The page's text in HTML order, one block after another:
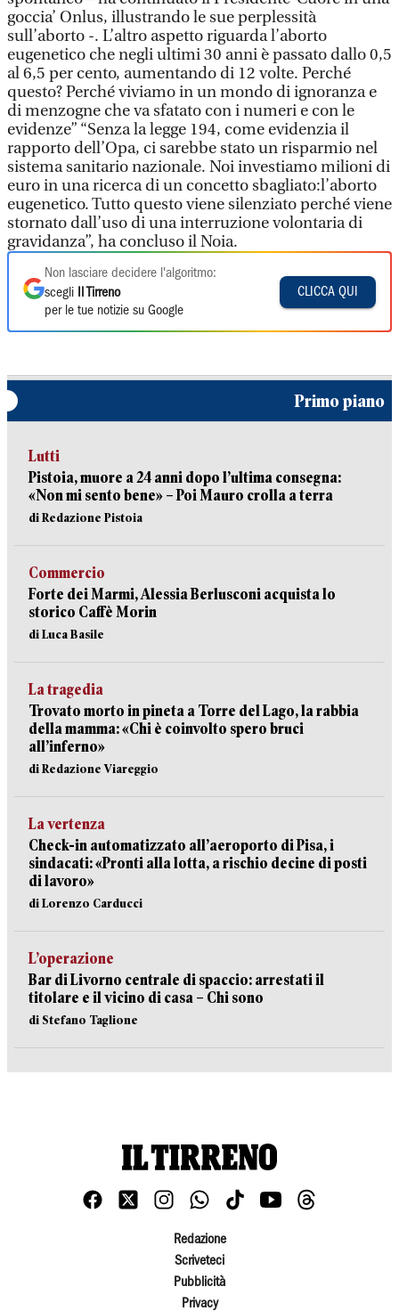
goccia’ Onlus, illustrando le sue perplessità
sull’aborto -. L’altro aspetto riguarda l’aborto
eugenetico che negli ultimi 30 anni è passato dallo 0,5
al 6,5 per cento, aumentando di 12 volte. Perché
questo? Perché viviamo in un mondo di ignoranza e
di menzogne che va sfatato con i numeri e con le
evidenze” “Senza la legge 194, come evidenzia il
rapporto dell’Opa, ci sarebbe stato un risparmio nel
sistema sanitario nazionale. Noi investiamo milioni di
euro in una ricerca di un concetto sbagliato:l’aborto
eugenetico. Tutto questo viene silenziato perché viene
stornato dall’uso di una interruzione volontaria di
gravidanza”, ha concluso il Noia.
Non lasciare decidere l'algoritmo:
scegli
Il Tirreno
per le tue notizie su Google
CLICCA QUI
Primo piano
Lutti
Pistoia, muore a 24 anni dopo l’ultima consegna:
«Non mi sento bene» – Poi Mauro crolla a terra
di Redazione Pistoia
Commercio
Forte dei Marmi, Alessia Berlusconi acquista lo
storico Caffè Morin
di Luca Basile
La tragedia
Trovato morto in pineta a Torre del Lago, la rabbia
della mamma: «Chi è coinvolto spero bruci
all’inferno»
di Redazione Viareggio
La vertenza
Check-in automatizzato all’aeroporto di Pisa, i
sindacati: «Pronti alla lotta, a rischio decine di posti
di lavoro»
di Lorenzo Carducci
L’operazione
Bar di Livorno centrale di spaccio: arrestati il
titolare e il vicino di casa – Chi sono
di Stefano Taglione
Redazione
Scriveteci
Pubblicità
Privacy